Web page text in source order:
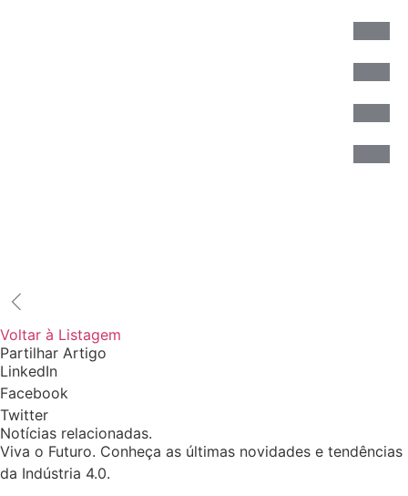
Voltar à Listagem
Partilhar Artigo
LinkedIn
Facebook
Twitter
Notícias relacionadas.
Viva o Futuro. Conheça as últimas novidades e tendências
da Indústria 4.0.